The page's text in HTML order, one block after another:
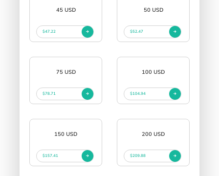
45 USD
$47.22
50 USD
$52.47
75 USD
$78.71
100 USD
$104.94
150 USD
$157.41
200 USD
$209.88